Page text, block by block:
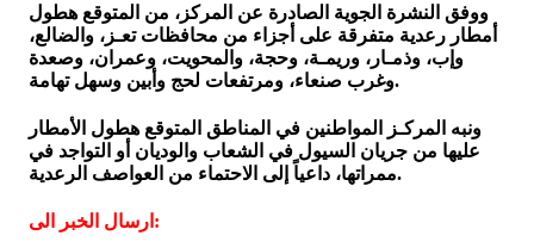
ووفق النشرة الجوية الصادرة عن المركز، من المتوقع هطول
أمطار رعدية متفرقة على أجزاء من محافظات تعـز، والضالع،
وإب، وذمـار، وريمـة، وحجة، والمحويت، وعمران، وصعدة
وغرب صنعاء، ومرتفعات لحج وأبين وسهل تهامة.
ونبه المركـز المواطنين في المناطق المتوقع هطول الأمطار
عليها من جريان السيول في الشعاب والوديان أو التواجد في
ممراتها، داعياً إلى الاحتماء من العواصف الرعدية.
ارسال الخبر الى: